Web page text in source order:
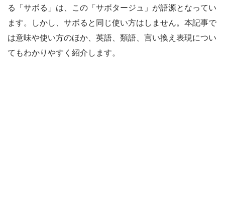
る「サボる」は、この「サボタージュ」が語源となってい
ます。しかし、サボると同じ使い方はしません。本記事で
は意味や使い方のほか、英語、類語、言い換え表現につい
てもわかりやすく紹介します。